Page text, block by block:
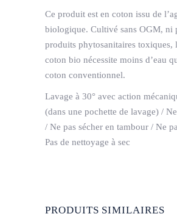
Ce produit est en coton issu de
biologique. Cultivé sans OGM, ni
produits phytosanitaires toxiques,
coton bio nécessite moins d’eau
coton conventionnel.
Lavage à 30° avec action
(dans une pochette de lavage) /
/ Ne pas sécher en tambour / Ne
Pas de nettoyage à sec
PRODUITS SIMILAIRES